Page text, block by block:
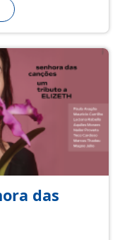
das